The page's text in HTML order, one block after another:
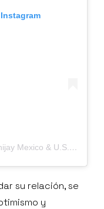
Una publicación compartida por Banijay Mexico & U.S. Hispanic (@banijaymxus)
su relación, se
y